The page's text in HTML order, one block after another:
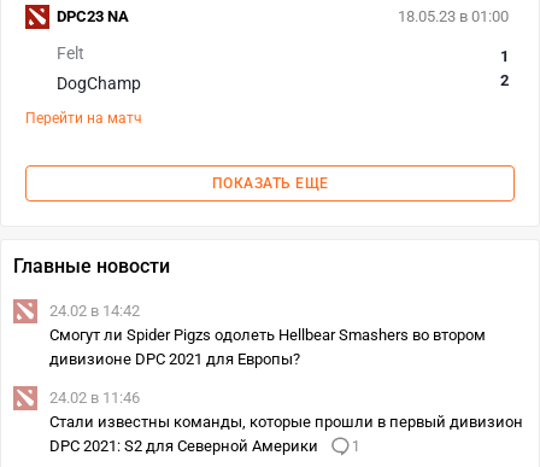
18.05.23 в 01:00
Felt
DogChamp
1
2
Перейти на матч
DPC23 NA
ПОКАЗАТЬ ЕЩЕ
Главные новости
24.02 в 14:42
Смогут ли Spider Pigzs одолеть Hellbear Smashers во втором
дивизионе DPC 2021 для Европы?
24.02 в 11:46
Стали известны команды, которые прошли в первый дивизион
DPC 2021: S2 для Северной Америки
1